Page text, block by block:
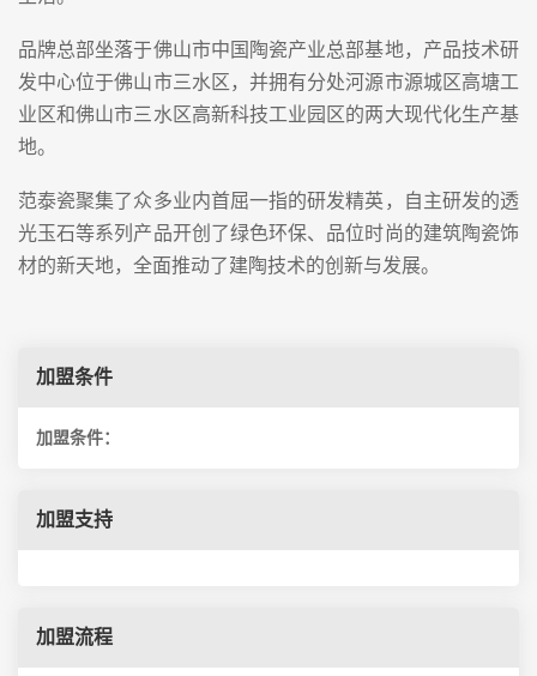
品牌总部坐落于佛山市中国陶瓷产业总部基地，产品技术研
发中心位于佛山市三水区，并拥有分处河源市源城区高塘工
业区和佛山市三水区高新科技工业园区的两大现代化生产基
地。
范泰瓷聚集了众多业内首屈一指的研发精英，自主研发的透
光玉石等系列产品开创了绿色环保、品位时尚的建筑陶瓷饰
材的新天地，全面推动了建陶技术的创新与发展。
加盟条件
加盟条件：
加盟支持
加盟流程